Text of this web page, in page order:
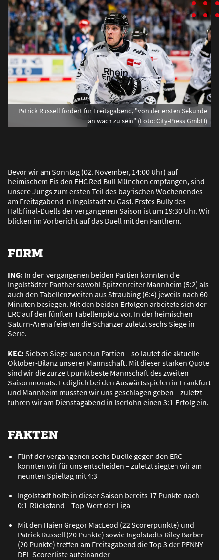
Patrick Russell fordert für Freitagabend, "von der ersten Sekunde
an wach zu sein" (Foto: City-Press GmbH)
Bevor wir am Sonntag (02. November, 14:00 Uhr) auf
heimischem Eis den EHC Red Bull München empfangen, sind
unsere Jungs zum ersten Teil des bayrischen Wochenendes
am Freitagabend in Ingolstadt zu Gast. Erstes Bully des
Halbfinal-Duells der vergangenen Saison ist um 19:30 Uhr. Wir
blicken im Vorbericht auf das Duell mit den Panthern.
FORM
ING: In den vergangenen beiden Partien konnten die
Ingolstädter Panther sowohl Spitzenreiter Mannheim (5:2) als
auch den Tabellenzweiten aus Straubing (6:4) jeweils nach 60
Minuten besiegen. Mit den beiden Erfolgen arbeitete sich der
ERC auf den fünften Tabellenplatz vor. In der heimischen
Saturn-Arena feierten die Schanzer zuletzt sechs Siege in
Serie.
KEC: Sieben Siege aus neun Partien – so lautet die aktuelle
Oktober-Bilanz unserer Mannschaft. Mit dieser starken Quote
sind wir die zurzeit punktbeste Mannschaft des zweiten
Saisonmonats. Lediglich bei den Auswärtsspielen in Frankfurt
und Mannheim mussten wir uns geschlagen geben – zuletzt
fuhren wir am Dienstagabend in Iserlohn einen 3:1-Erfolg ein.
FAKTEN
Fünf der vergangenen sechs Duelle gegen den ERC
konnten wir für uns entscheiden – zuletzt siegten wir am
neunten Spieltag mit 4:3
Ingolstadt holte in dieser Saison bereits 17 Punkte nach
0:1-Rückstand – Top-Wert der Liga
Mit den Haien Gregor MacLeod (22 Scorerpunkte) und
Patrick Russell (20 Punkte) sowie Ingolstadts Riley Barber
(20 Punkte) treffen am Freitagabend die Top 3 der PENNY
DEL-Scorerliste aufeinander